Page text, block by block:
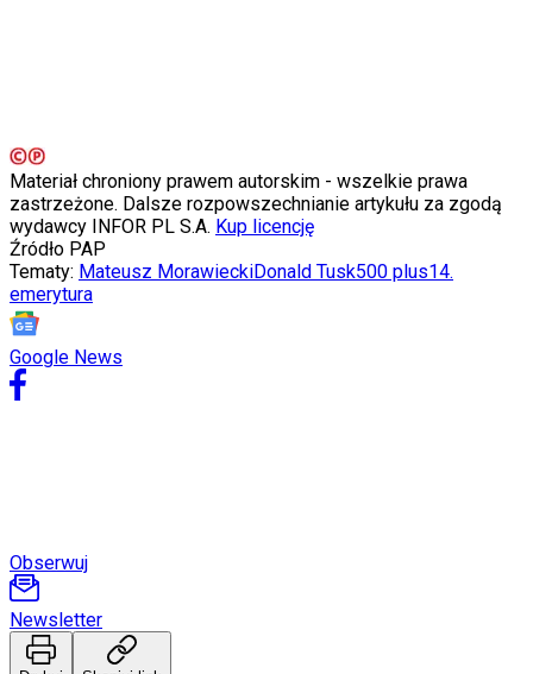
Premiery
Recenzje
Rozrywka
Technologia
Aktualności
Nauka
Teatr
Magia
Materiał chroniony prawem autorskim - wszelkie prawa
zastrzeżone. Dalsze rozpowszechnianie artykułu za zgodą
wydawcy INFOR PL S.A. Kup licencję
Źródło PAP
Tematy: Mateusz MorawieckiDonald Tusk500 plus14.
emerytura
Google News
Obserwuj
Newsletter